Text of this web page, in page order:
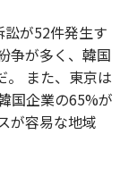
が52件発生す
争が多く、韓国
。 また、東京は
国企業の65%が
が容易な地域